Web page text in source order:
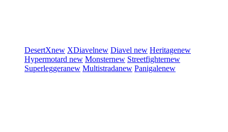
DesertXnew XDiavelnew Diavel new Heritagenew
Hypermotard new Monsternew Streetfighternew
Superleggeranew Multistradanew Panigalenew